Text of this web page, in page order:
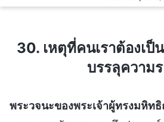
30. เหตุที่คนเราต้องเ
บรรลุความ
พระวจนะของพระเจ้าผู้ทรงมหิท